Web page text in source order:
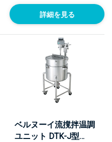
詳細を見る
ベルヌーイ流撹拌温調
ユニット DTK-J型